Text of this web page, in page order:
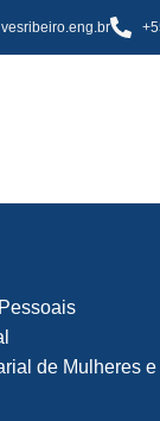
de Mulheres